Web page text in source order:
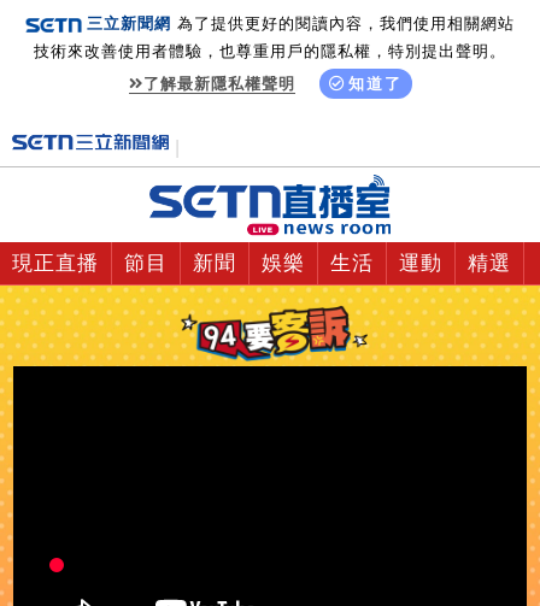
三立新聞網 為了提供更好的閱讀內容，我們使用相關網站
技術來改善使用者體驗，也尊重用戶的隱私權，特別提出聲明。
了解最新隱私權聲明
知道了
現正直播 節目 新聞 娛樂 生活 運動 精選